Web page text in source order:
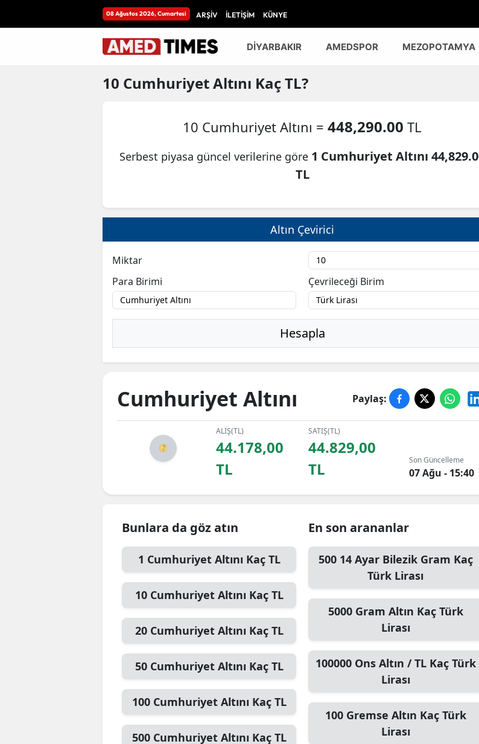
08 Ağustos 2026, Cumartesi ARŞİV İLETİŞİM KÜNYE
DİYARBAKIR AMEDSPOR MEZOPOTAMYA
10 Cumhuriyet Altını Kaç TL?
10 Cumhuriyet Altını =448,290.00TL
Serbest piyasa güncel verilerine göre 1 Cumhuriyet Altını
TL
Altın Çevirici
Miktar
Para Birimi
Çevrileceği Birim
Hesapla
Cumhuriyet Altını Paylaş:
ALIŞ(TL)
44.178,00
TL
SATIŞ(TL)
44.829,00
TL
Son Güncelleme
07 Ağu - 15:40
Bunlara da göz atın
1 Cumhuriyet Altını Kaç TL
10 Cumhuriyet Altını Kaç TL
20 Cumhuriyet Altını Kaç TL
50 Cumhuriyet Altını Kaç TL
100 Cumhuriyet Altını Kaç TL
500 Cumhuriyet Altını Kaç TL
En son arananlar
500 14 Ayar Bilezik Gram Kaç
Türk Lirası
5000 Gram Altın Kaç Türk
Lirası
100000 Ons Altın / TLKaç Türk
Lirası
100 Gremse Altın Kaç Türk
Lirası